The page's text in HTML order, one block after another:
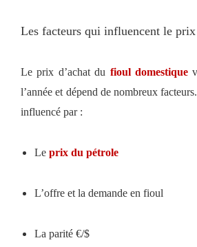
Les facteurs qui influencent le
Le prix d’achat du fioul domestique
l’année et dépend de nombreux
influencé par :
Le prix du pétrole
L’offre et la demande en fioul
La parité €/$